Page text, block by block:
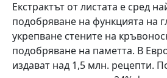
Екстрактът от листата е сред
подобряване на функцията на
укрепване стените на
подобряване на паметта. В
издават над 1,5 млн. рецепти.